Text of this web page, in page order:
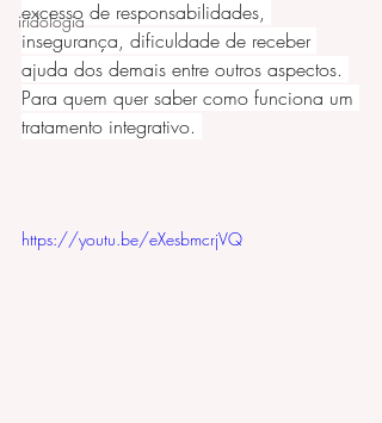
iridologia
excesso de responsabilidades,
insegurança, dificuldade de receber
ajuda dos demais entre outros aspectos.
Para quem quer saber como funciona um
tratamento integrativo.
https://youtu.be/eXesbmcrjVQ